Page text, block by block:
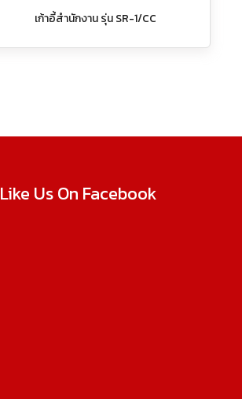
เก้าอี้สำนักงาน รุ่น SR-1/CC
Like Us On Facebook